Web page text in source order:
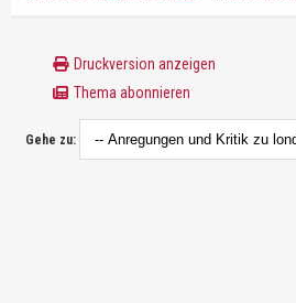
Druckversion anzeigen
Thema abonnieren
Gehe zu: